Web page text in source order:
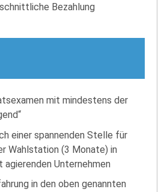
Bezahlung
mit mindestens der
einer spannenden Stelle für
Wahlstation (3 Monate) in
Unternehmen
in den oben genannten